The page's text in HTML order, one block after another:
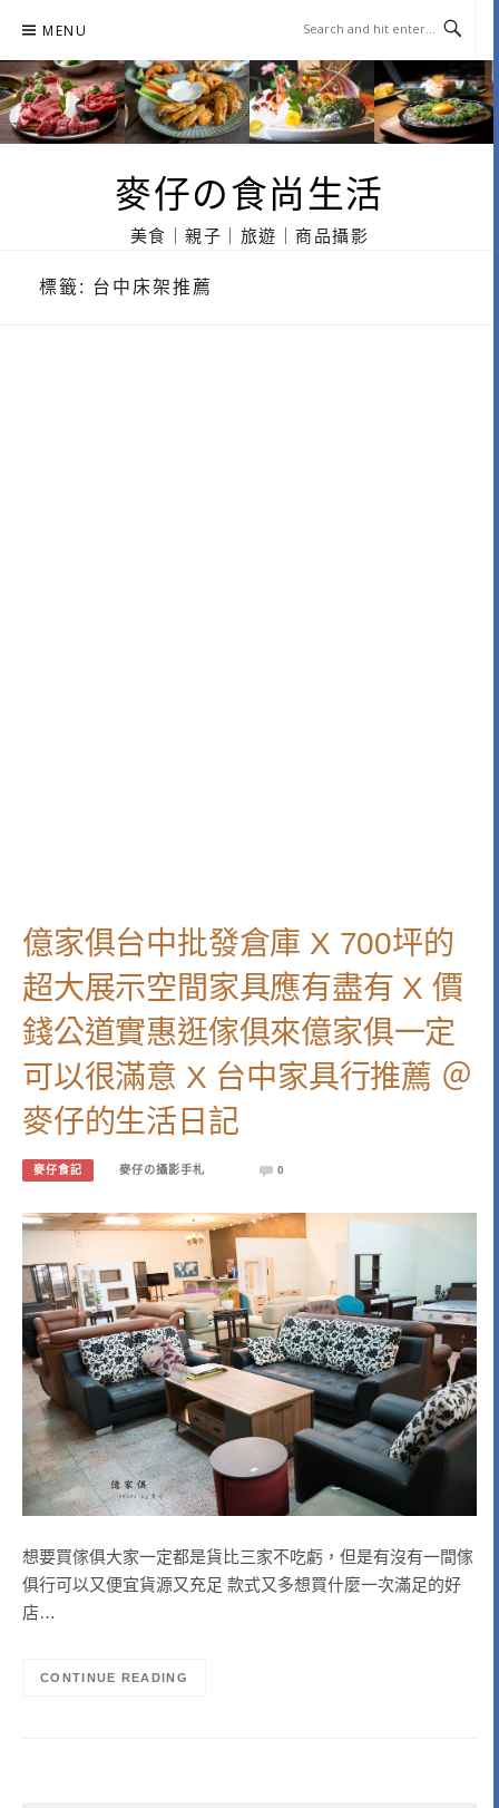
content
MENU
麥仔の食尚生活
美食｜親子｜旅遊｜商品攝影
標籤: 台中床架推薦
億家俱台中批發倉庫 X 700坪的
超大展示空間家具應有盡有 X 價
錢公道實惠逛傢俱來億家俱一定
可以很滿意 X 台中家具行推薦 ＠
麥仔的生活日記
麥仔食記 麥仔の攝影手札 0
想要買傢俱大家一定都是貨比三家不吃虧，但是有沒有一間傢
俱行可以又便宜貨源又充足 款式又多想買什麼一次滿足的好
店…
CONTINUE READING